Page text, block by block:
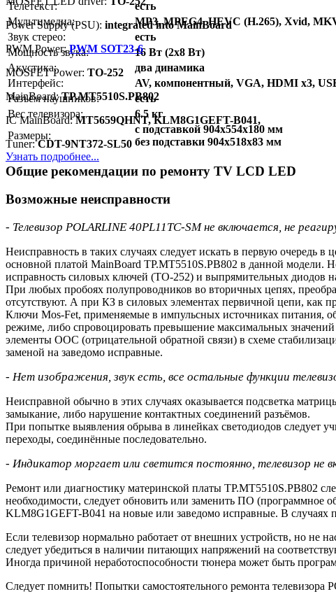
Телетекст:
есть
Мультимедиа:
MP3, MPEG4, HEVC (H.265), Xvid,
Звук стерео:
есть
Мощность звука:
16 Вт (2х8 Вт)
Акустика:
два динамика
Интерфейс:
AV, компонентный, VGA, HDMI x3,
Разъём наушников:
есть
Вес телевизора:
6.5 кг
Размеры:
с подставкой 904x554x180 мм
без подставки 904x518x83 мм
Узнать подробнее...
Power Supply (PSU): integrated into MainBoard
PWM Power:PWM SOT23-6
MOSFET Power: TO-252
MainBoard:TP.MT5510S.PB802
IC MainBoard:MT5659QHNT, KLM8G1GEFT-B041,
Тuner:CDT-9NT372-SL50
Общие рекомендации по ремонту TV LCD LED
Возможные неисправности
- Телевизор POLARLINE 40PL11TC-SM не включается, не
Неисправность в таких случаях следует искать в первую
основной платой MainBoard TP.MT5510S.PB802 в данной модели.
исправность силовых ключей (TO-252) и выпрямительных диодов
При любых пробоях полупроводников во вторичных цепях,
отсутствуют. А при КЗ в силовых элементах первичной цепи, как
Ключи Mos-Fet, применяемые в импульсных источниках питания,
режиме, либо спровоцировать превышение максимальных
элементы ООС (отрицательной обратной связи) в схеме
заменой на заведомо исправные.
- Нет изображения, звук есть, все остальные функции
Неисправной обычно в этих случаях оказывается подсветка
замыкание, либо нарушение контактных соединений разъёмов.
При попытке выявления обрыва в линейках светодиодов следует
переходы, соединённые последовательно.
- Индикатор моргает или светится постоянно, телевизор не
Ремонт или диагностику материнской платы TP.MT5510S.PB802
необходимости, следует обновить или заменить ПО (программное
KLM8G1GEFT-B041 на новые или заведомо исправные. В случаях
Если телевизор нормально работает от внешних устройств, но не
следует убедиться в наличии питающих напряжений на
Иногда причиной неработоспособности тюнера может быть
Следует помнить! Попытки самостоятельного ремонта